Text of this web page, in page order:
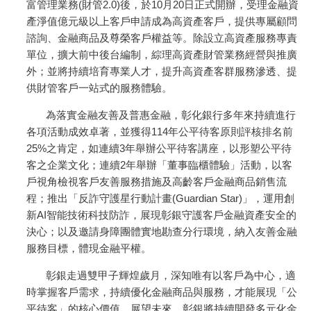
富管理業務(財管2.0)後，於10月20日正式開辦，受理金融資
產淨值億元級以上客戶申請成為高資產客戶，提供專屬顧問
諮詢、金融商品及尊榮客戶權益等。除設立高資產服務專責
單位，擴大前中後台編制，綜理高資產財管業務經營與推廣
外；並將持續培育專業人才，提升高資產客群服務滲透、提
供財管客戶一站式的服務體驗。
為落實金融友善及普惠金融，彰化銀行多年來持續進行
各項活動成效卓著，並獲得114年公平待客原則評核排名前
25%之肯定，如連續3年舉辦公平待客講座，以形塑公平待
客之企業文化；連續2年舉辦「董事臨櫃體驗」活動，以客
戶視角檢視客戶友善服務措施及高齡客戶金融商品銷售流
程；推出「反詐守護星行動計畫(Guardian Star)」，運用創
新AI智能技術科技防詐，展現彰銀守護客戶金融資產安全的
決心；以及邀請身障團體實地勘查分行環境，納入友善金融
服務目標，體現金融平權。
彰銀走過雙甲子輝煌歲月，深知唯有以客戶為中心，適
時掌握客戶需求，持續優化金融商品與服務，才能展現「公
平待客」的核心價值。展望未來，彰銀將持續開發多元化金